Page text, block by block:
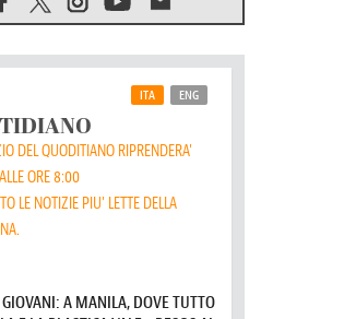
Hebdomada Papae: il Gr in latino
dell'8 agosto
08.08.2026
Spin Time, Reina: Cristo non abita
nei palazzi del potere ma si
identifica coi senzatetto
08.08.2026
SIGNIS 2026, la comunicazione al
servizio del Vangelo
08.08.2026
"La visita del Papa messaggio di
Tonalestate 2026, i giovani
sconfiggono la paura